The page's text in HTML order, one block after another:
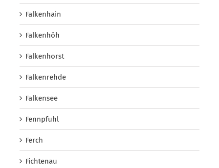
Falkenhain
Falkenhöh
Falkenhorst
Falkenrehde
Falkensee
Fennpfuhl
Ferch
Fichtenau